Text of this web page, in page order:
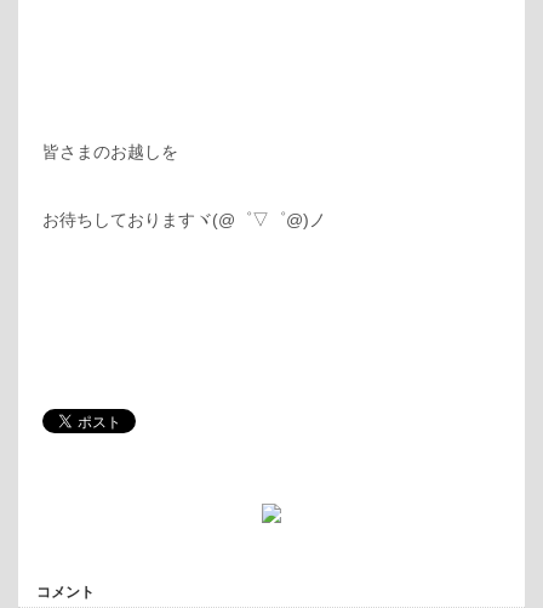
皆さまのお越しを
お待ちしておりますヾ(@゜▽゜@)ノ
コメント